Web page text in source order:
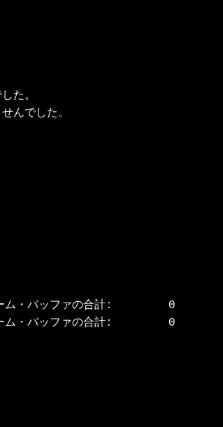
た。
んでした。
ーム・バッファの合計:        0
ーム・バッファの合計:        0